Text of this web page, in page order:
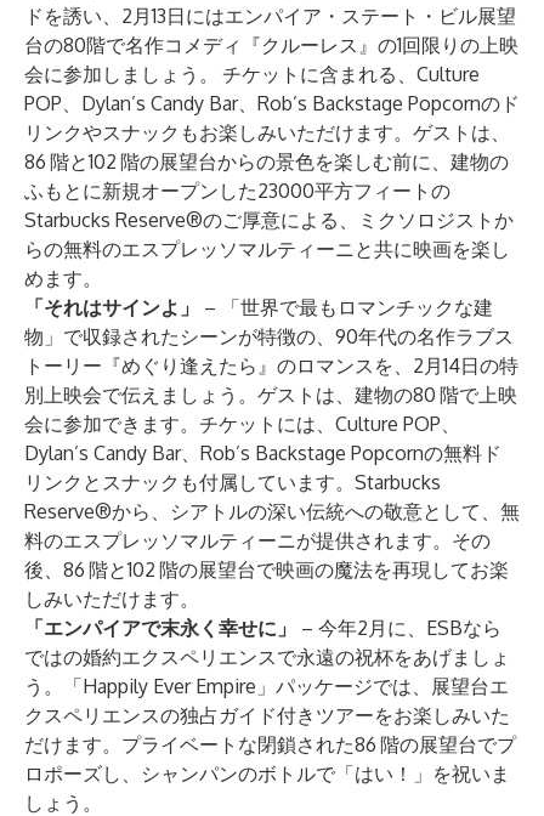
ドを誘い、2月13日にはエンパイア・ステート・ビル展望
台の80階で名作コメディ『クルーレス』の1回限りの上映
会に参加しましょう。
チケットに含まれる、Culture
POP、Dylan’s Candy Bar、Rob’s Backstage Popcornのド
リンクやスナックもお楽しみいただけます。ゲストは、
86 階と102 階の展望台からの景色を楽しむ前に、建物の
ふもとに新規オープンした23000平方フィートの
Starbucks Reserve®のご厚意による、ミクソロジストか
らの無料のエスプレッソマルティーニと共に映画を楽し
めます。
「それはサインよ」
– 「世界で最もロマンチックな建
物」で収録されたシーンが特徴の、90年代の名作ラブス
トーリー『めぐり逢えたら』のロマンスを、2月14日の特
別上映会で伝えましょう。ゲストは、建物の80 階で上映
会に参加できます。チケットには、Culture POP、
Dylan’s Candy Bar、Rob’s Backstage Popcornの無料ド
リンクとスナックも付属しています。Starbucks
Reserve®から、シアトルの深い伝統への敬意として、無
料のエスプレッソマルティーニが提供されます。その
後、86 階と102 階の展望台で映画の魔法を再現してお楽
しみいただけます。
「エンパイアで末永く幸せに」
– 今年2月に、ESBなら
ではの婚約エクスペリエンスで永遠の祝杯をあげましょ
う。
「Happily Ever Empire」パッケージでは、展望台エ
クスペリエンスの独占ガイド付きツアーをお楽しみいた
だけます。プライベートな閉鎖された86 階の展望台でプ
ロポーズし、シャンパンのボトルで「はい！」を祝いま
しょう。